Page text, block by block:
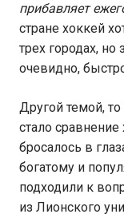
прибавляет
стране хоккей
трех городах, но
очевидно,
Другой темой,
стало
бросалось в
богатому и
подходили к
из Лионского